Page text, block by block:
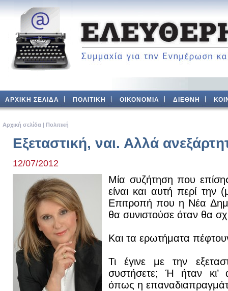
ΑΡΧΙΚΗ ΣΕΛΙΔΑ ΠΟΛΙΤΙΚΗ ΟΙΚΟΝΟΜΙΑ ΔΙΕΘΝΗ
Aρχική σελίδα | Πολιτική
Εξεταστική, ναι. Αλλά
12/07/2012
Μία συζήτηση που
είναι και αυτή περί την
Επιτροπή που η Νέα
θα συνιστούσε όταν θα
Και τα ερωτήματα
Τι έγινε με την
συστήσετε; Ή ήταν κι’
όπως η